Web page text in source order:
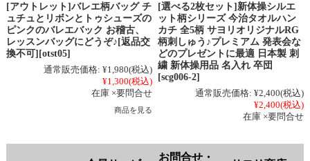
[アウトレット]バレエ柄バッグ チ
ュチュとリボンとトゥシューズの
ピンクのバレエバック お稽古、
レッスンバッグにどうぞ♪[返品交
換不可][otst05]
通常販売価格: ¥1,980(税込)
¥1,300(税込)
在庫 ×要問合せ
商品を見る
[選べる2枚セット]新体操シルエ
ット柄シリーズ 今治タオルハン
カチ 全5柄 サヨリオリジナルRG
柄刺しゅう♪プレミアム 発表会な
どのプレゼントに最適 日本製 刺
繍 新体操用品 名入れ 卒団
[scg006-2]
通常販売価格: ¥2,400(税込)
¥2,400(税込)
在庫 ×要問合せ
お問合せ・